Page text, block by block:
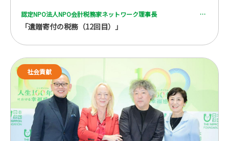
認定NPO法人NPO会計税務家ネットワーク理事長 一般社団法人 全国レガシーギフト協会理事 税理士 脇坂 誠也
「遺贈寄付の税務（12回目）」
社会貢献